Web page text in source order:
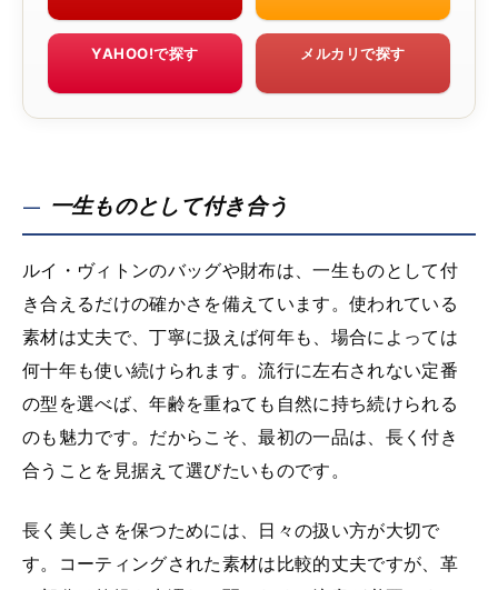
YAHOO!で探す メルカリで探す
一生ものとして付き合う
ルイ・ヴィトンのバッグや財布は、一生ものとして付
き合えるだけの確かさを備えています。使われている
素材は丈夫で、丁寧に扱えば何年も、場合によっては
何十年も使い続けられます。流行に左右されない定番
の型を選べば、年齢を重ねても自然に持ち続けられる
のも魅力です。だからこそ、最初の一品は、長く付き
合うことを見据えて選びたいものです。
長く美しさを保つためには、日々の扱い方が大切で
す。コーティングされた素材は比較的丈夫ですが、革